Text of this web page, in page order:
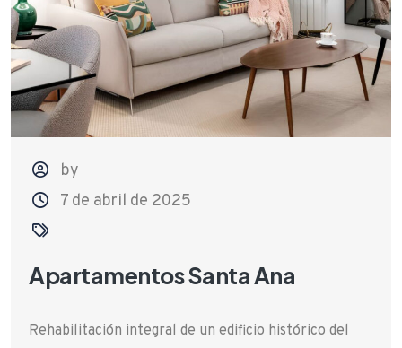
by
7 de abril de 2025
Apartamentos Santa Ana
Rehabilitación integral de un edificio histórico del